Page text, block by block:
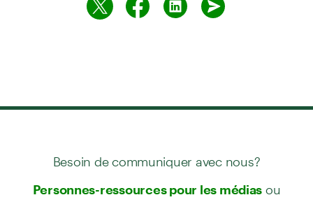
Besoin de communiquer avec nous?
Personnes-ressources pour les médias ou